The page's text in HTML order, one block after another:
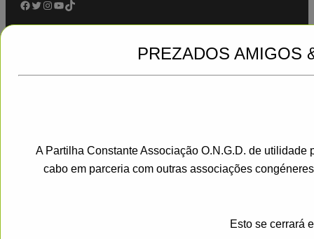
Facebook Twitter Instagram YouTube TikTok
Jadro |Powered by WordPress
PREZADOS AMIGOS
A Partilha Constante Associação O.N.G.D. de
cabo em parceria com outras associações
Esto se cerrará